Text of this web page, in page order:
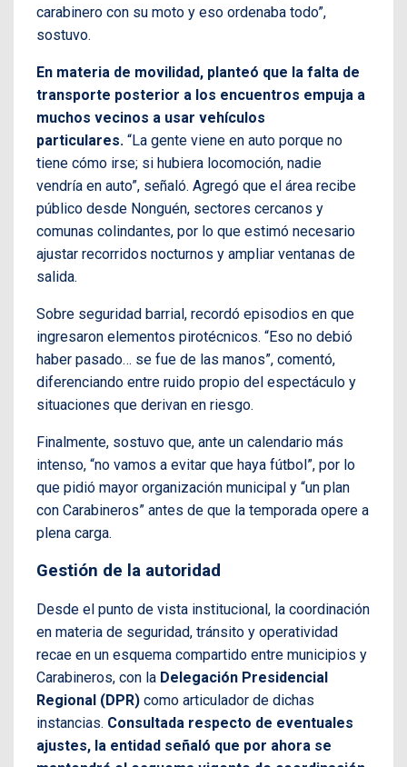
carabinero con su moto y eso ordenaba todo”,
sostuvo.
En materia de movilidad, planteó que la falta de
transporte posterior a los encuentros empuja a
muchos vecinos a usar vehículos
particulares. “La gente viene en auto porque no
tiene cómo irse; si hubiera locomoción, nadie
vendría en auto”, señaló. Agregó que el área recibe
público desde Nonguén, sectores cercanos y
comunas colindantes, por lo que estimó necesario
ajustar recorridos nocturnos y ampliar ventanas de
salida.
Sobre seguridad barrial, recordó episodios en que
ingresaron elementos pirotécnicos. “Eso no debió
haber pasado… se fue de las manos”, comentó,
diferenciando entre ruido propio del espectáculo y
situaciones que derivan en riesgo.
Finalmente, sostuvo que, ante un calendario más
intenso, “no vamos a evitar que haya fútbol”, por lo
que pidió mayor organización municipal y “un plan
con Carabineros” antes de que la temporada opere a
plena carga.
Gestión de la autoridad
Desde el punto de vista institucional, la coordinación
en materia de seguridad, tránsito y operatividad
recae en un esquema compartido entre municipios y
Carabineros, con la Delegación Presidencial
Regional (DPR) como articulador de dichas
instancias. Consultada respecto de eventuales
ajustes, la entidad señaló que por ahora se